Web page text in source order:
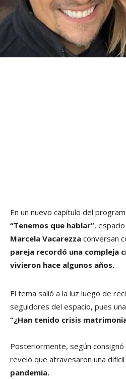
En un nuevo capítulo del
“Tenemos que hablar”,
Marcela Vacarezza conversan
pareja recordó una compleja
vivieron hace algunos años.
El tema salió a la luz luego de
seguidores del espacio, pues
“¿Han tenido crisis
Posteriormente, según consignó
reveló que atravesaron una difícil
pandemia.